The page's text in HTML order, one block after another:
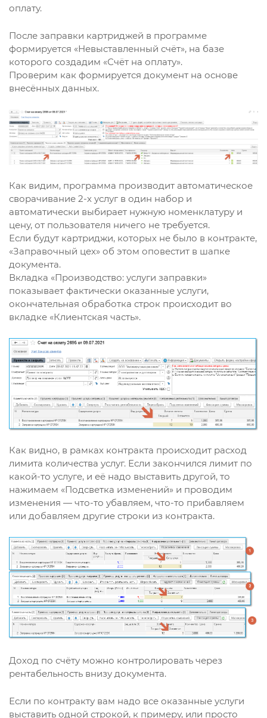
оплату.
После заправки картриджей в программе
формируется «Невыставленный счёт», на базе
которого создадим «Счёт на оплату».
Проверим как формируется документ на основе
внесённых данных.
Как видим, программа производит автоматическое
сворачивание 2-х услуг в один набор и
автоматически выбирает нужную номенклатуру и
цену, от пользователя ничего не требуется.
Если будут картриджи, которых не было в контракте,
«Заправочный цех» об этом оповестит в шапке
документа.
Вкладка «Производство: услуги заправки»
показывает фактически оказанные услуги,
окончательная обработка строк происходит во
вкладке «Клиентская часть».
Как видно, в рамках контракта происходит расход
лимита количества услуг. Если закончился лимит по
какой-то услуге, и её надо выставить другой, то
нажимаем «Подсветка изменений» и проводим
изменения — что-то убавляем, что-то прибавляем
или добавляем другие строки из контракта.
Доход по счёту можно контролировать через
рентабельность внизу документа.
Если по контракту вам надо все оказанные услуги
выставить одной строкой, к примеру, или просто